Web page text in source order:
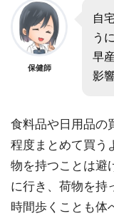
保健師
自
う
早
影
食料品や日用品の
程度まとめて買う
物を持つことは避
に行き、荷物を持
時間歩くことも体